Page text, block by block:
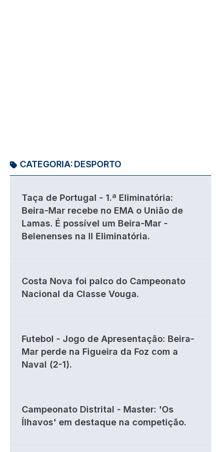
CATEGORIA:DESPORTO
Taça de Portugal - 1.ª Eliminatória:
Beira-Mar recebe no EMA o União de
Lamas. É possível um Beira-Mar -
Belenenses na II Eliminatória.
Costa Nova foi palco do Campeonato
Nacional da Classe Vouga.
Futebol - Jogo de Apresentação: Beira-
Mar perde na Figueira da Foz com a
Naval (2-1).
Campeonato Distrital - Master: 'Os
Ílhavos' em destaque na competição.